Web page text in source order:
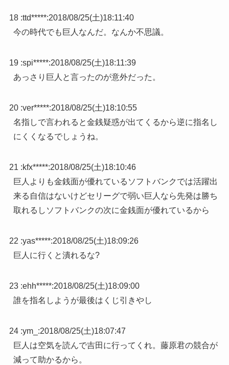
18 :ttd*****:2018/08/25(土)18:11:40
今の時代でも巨人なんだ。なんか不思議。
19 :spi*****:2018/08/25(土)18:11:39
あっさり巨人と言ったのが意外だった。
20 :ver*****:2018/08/25(土)18:10:55
名指しで言われると金銭疑惑が出てくるから逆に指名し
にくくなるでしょうね。
21 :kfx*****:2018/08/25(土)18:10:46
巨人よりも金銭面が優れているソフトバンクでは活躍出
来る自信はないけどセリーグで弱い巨人なら先発は勝ち
取れるしソフトバンクの次に金銭面が優れているから
22 :yas*****:2018/08/25(土)18:09:26
巨人に行くと潰れるな?
23 :ehh*****:2018/08/25(土)18:09:00
誰を指名しようが最後はくじ引きやし
24 :ym_ :2018/08/25(土)18:07:47
巨人は空気を読んで吉田に行ってくれ。藤原君の競合が
減って助かるから。